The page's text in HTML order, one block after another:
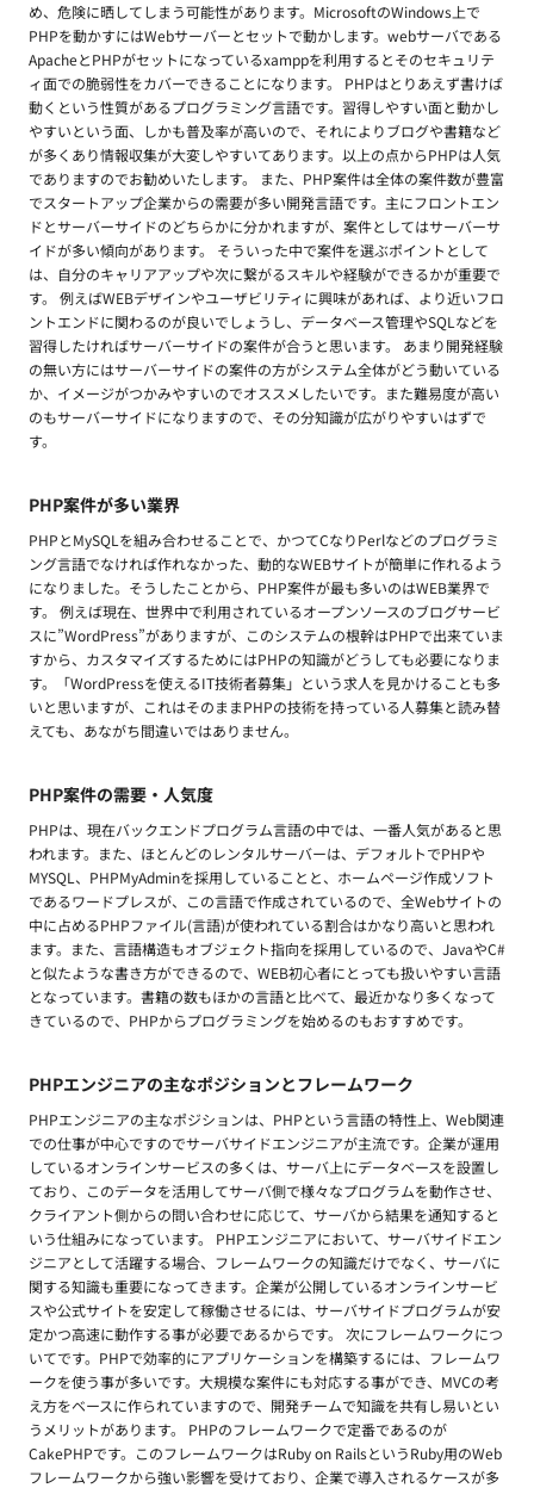
め、危険に晒してしまう可能性があります。MicrosoftのWindows上で
PHPを動かすにはWebサーバーとセットで動かします。webサーバである
ApacheとPHPがセットになっているxamppを利用するとそのセキュリテ
ィ面での脆弱性をカバーできることになります。 PHPはとりあえず書けば
動くという性質があるプログラミング言語です。習得しやすい面と動かし
やすいという面、しかも普及率が高いので、それによりブログや書籍など
が多くあり情報収集が大変しやすいてあります。以上の点からPHPは人気
でありますのでお勧めいたします。 また、PHP案件は全体の案件数が豊富
でスタートアップ企業からの需要が多い開発言語です。主にフロントエン
ドとサーバーサイドのどちらかに分かれますが、案件としてはサーバーサ
イドが多い傾向があります。 そういった中で案件を選ぶポイントとして
は、自分のキャリアアップや次に繋がるスキルや経験ができるかが重要で
す。 例えばWEBデザインやユーザビリティに興味があれば、より近いフロ
ントエンドに関わるのが良いでしょうし、データベース管理やSQLなどを
習得したければサーバーサイドの案件が合うと思います。 あまり開発経験
の無い方にはサーバーサイドの案件の方がシステム全体がどう動いている
か、イメージがつかみやすいのでオススメしたいです。また難易度が高い
のもサーバーサイドになりますので、その分知識が広がりやすいはずで
す。
PHP案件が多い業界
PHPとMySQLを組み合わせることで、かつてCなりPerlなどのプログラミ
ング言語でなければ作れなかった、動的なWEBサイトが簡単に作れるよう
になりました。そうしたことから、PHP案件が最も多いのはWEB業界で
す。 例えば現在、世界中で利用されているオープンソースのブログサービ
スに”WordPress”がありますが、このシステムの根幹はPHPで出来ていま
すから、カスタマイズするためにはPHPの知識がどうしても必要になりま
す。「WordPressを使えるIT技術者募集」という求人を見かけることも多
いと思いますが、これはそのままPHPの技術を持っている人募集と読み替
えても、あながち間違いではありません。
PHP案件の需要・人気度
PHPは、現在バックエンドプログラム言語の中では、一番人気があると思
われます。また、ほとんどのレンタルサーバーは、デフォルトでPHPや
MYSQL、PHPMyAdminを採用していることと、ホームページ作成ソフト
であるワードプレスが、この言語で作成されているので、全Webサイトの
中に占めるPHPファイル(言語)が使われている割合はかなり高いと思われ
ます。また、言語構造もオブジェクト指向を採用しているので、JavaやC#
と似たような書き方ができるので、WEB初心者にとっても扱いやすい言語
となっています。書籍の数もほかの言語と比べて、最近かなり多くなって
きているので、PHPからプログラミングを始めるのもおすすめです。
PHPエンジニアの主なポジションとフレームワーク
PHPエンジニアの主なポジションは、PHPという言語の特性上、Web関連
での仕事が中心ですのでサーバサイドエンジニアが主流です。企業が運用
しているオンラインサービスの多くは、サーバ上にデータベースを設置し
ており、このデータを活用してサーバ側で様々なプログラムを動作させ、
クライアント側からの問い合わせに応じて、サーバから結果を通知すると
いう仕組みになっています。 PHPエンジニアにおいて、サーバサイドエン
ジニアとして活躍する場合、フレームワークの知識だけでなく、サーバに
関する知識も重要になってきます。企業が公開しているオンラインサービ
スや公式サイトを安定して稼働させるには、サーバサイドプログラムが安
定かつ高速に動作する事が必要であるからです。 次にフレームワークにつ
いてです。PHPで効率的にアプリケーションを構築するには、フレームワ
ークを使う事が多いです。大規模な案件にも対応する事ができ、MVCの考
え方をベースに作られていますので、開発チームで知識を共有し易いとい
うメリットがあります。 PHPのフレームワークで定番であるのが
CakePHPです。このフレームワークはRuby on RailsというRuby用のWeb
フレームワークから強い影響を受けており、企業で導入されるケースが多